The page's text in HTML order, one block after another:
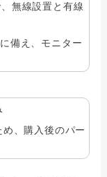
無線設置と有線
備え、モニター
、購入後のパー